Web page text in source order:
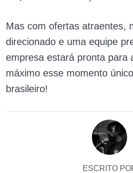
Mas com ofertas atraentes,
direcionado e uma equipe
empresa estará pronta para
máximo esse momento
brasileiro!
ESCRITO